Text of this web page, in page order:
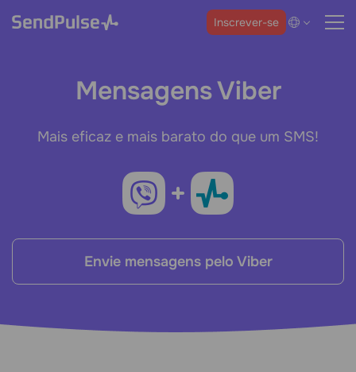
Inscrever-se
Mensagens Viber
Mais eficaz e mais barato do que um SMS!
Envie mensagens pelo Viber